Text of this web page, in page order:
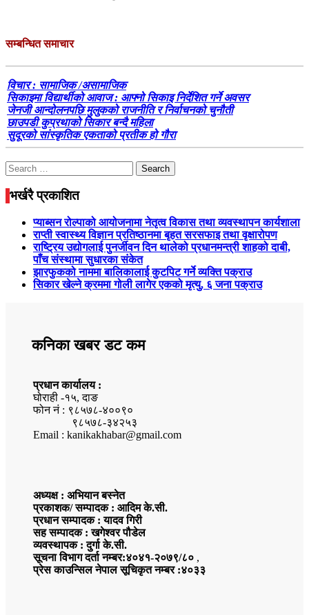
सम्बन्धित समाचार
विचार : सामाजिक /असामाजिक
सिकाइमा विद्यार्थीको आवाज : आफ्नो सिकाइ निर्देशित गर्ने अवसर
जेनजी आन्दोलनपछि मुलुकको राजनीति र निर्वाचनको चुनौती
छाउपडी कुप्रथाको सिकार बन्दै महिला
सुदूरको सांस्कृतिक एकताको प्रतीक हो गौरा
Search
for:
भर्खरै प्रकाशित
प्याब्सन रोल्पाको आयोजनामा नेतृत्व विकास तथा व्यवस्थापन कार्यशाला
राप्ती स्वास्थ्य विज्ञान प्रतिष्ठानमा बृहत सरसफाइ तथा वृक्षारोपण
राष्ट्रिय उद्योगलाई पुनर्जीवन दिन थालेको प्रधानमन्त्री शाहको दाबी,
पाँच संस्थामा सुधारका संकेत
झारफुकको नाममा बालिकालाई कुटपिट गर्ने व्यक्ति पक्राउ
सिकार खेल्ने क्रममा गोली लागेर एकको मृत्यु, ६ जना पक्राउ
कनिका खबर डट कम
प्रधान कार्यालय :
घोराही -१५, दाङ
फोन नं : ९८५७८-४००९०
९८५७८-३४२५३
Email : kanikakhabar@gmail.com
अध्यक्ष : अभियान बस्नेत
प्रकाशक/ सम्पादक : आदिम के.सी.
प्रधान सम्पादक : यादव गिरी
सह सम्पादक : खगेश्वर पौडेल
व्यवस्थापक : दुर्गा के.सी.
सूचना विभाग दर्ता नम्बर:४०४१-२०७९/८० ,
प्रेस काउन्सिल नेपाल सूचिकृत नम्बर :४०३३